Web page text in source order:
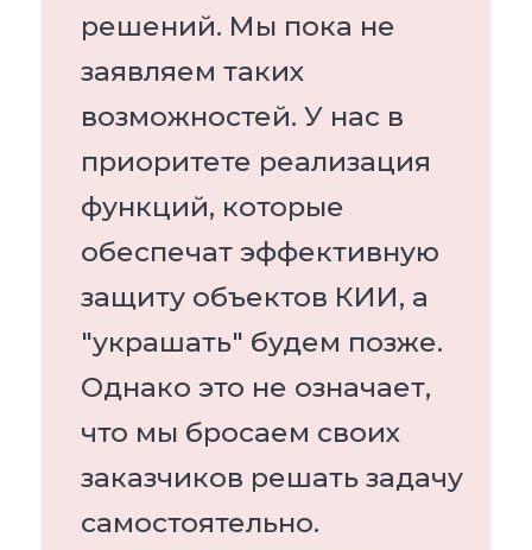
решений. Мы пока не
заявляем таких
возможностей. У нас в
приоритете реализация
функций, которые
обеспечат эффективную
защиту объектов КИИ, а
"украшать" будем позже.
Однако это не означает,
что мы бросаем своих
заказчиков решать задачу
самостоятельно.